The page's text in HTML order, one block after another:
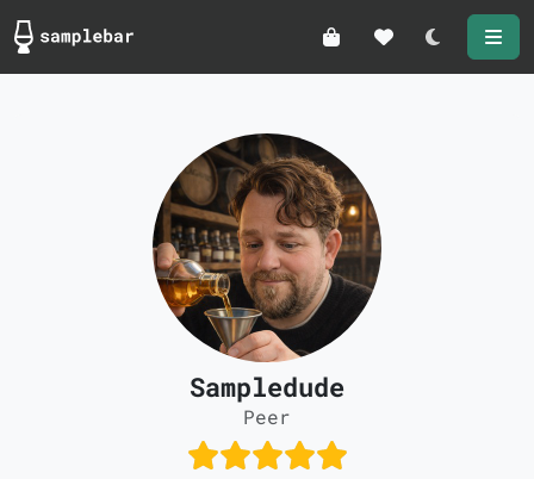
Darkmode
Sampledude
Peer